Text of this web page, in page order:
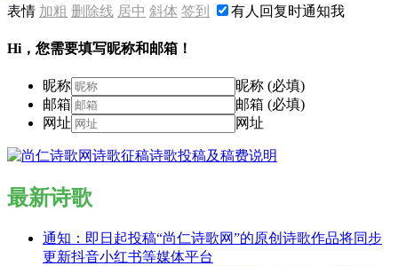
表情 加粗 删除线 居中 斜体 签到 有人回复时通知我
Hi，您需要填写昵称和邮箱！
昵称
昵称 (必填)
邮箱
邮箱 (必填)
网址
网址
最新诗歌
通知：即日起投稿“尚仁诗歌网”的原创诗歌作品将同步
更新抖音小红书等媒体平台